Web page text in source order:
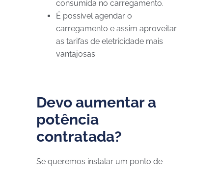
consumida no carregamento.
É possível agendar o
carregamento e assim aproveitar
as tarifas de eletricidade mais
vantajosas.
Devo aumentar a
potência
contratada?
Se queremos instalar um ponto de